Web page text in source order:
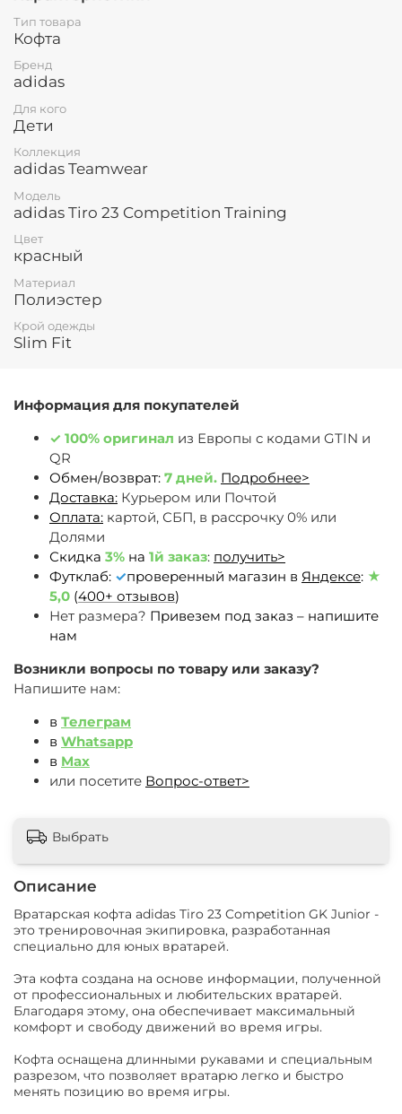
Информация для покупателей
✓ 100% оригинал из Европы c кодами GTIN и
QR
Обмен/возврат: 7 дней. Подробнее>
Доставка: Курьером или Почтой
Оплата: картой, СБП, в рассрочку 0% или
Долями
Скидка 3% на 1й заказ: получить>
Футклаб: ✓проверенный магазин в Яндексе: ★
5,0 (400+ отзывов)
Нет размера? Привезем под заказ – напишите
нам
Возникли вопросы по товару или заказу?
Напишите нам:
в Телеграм
в Whatsapp
в Max
или посетите Вопрос-ответ>
Описание
Вратарская кофта adidas Tiro 23 Competition GK Junior -
это тренировочная экипировка, разработанная
специально для юных вратарей.
Эта кофта создана на основе информации, полученной
от профессиональных и любительских вратарей.
Благодаря этому, она обеспечивает максимальный
комфорт и свободу движений во время игры.
Кофта оснащена длинными рукавами и специальным
разрезом, что позволяет вратарю легко и быстро
менять позицию во время игры.
Тип товара
Кофта
Бренд
adidas
Для кого
Дети
Коллекция
adidas Teamwear
Модель
adidas Tiro 23 Competition Training
Цвет
красный
Материал
Полиэстер
Крой одежды
Slim Fit
Выбрать